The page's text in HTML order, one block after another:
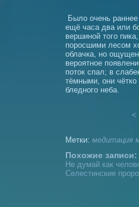
Было очень
ещё часа два или
вершиной того
поросшими лесом
облачка, но
вероятное
поток спал; в
тёмными, они
бледного неба.
<
Метки: медитация
Похожие записи:
Не думай как
Селестинские